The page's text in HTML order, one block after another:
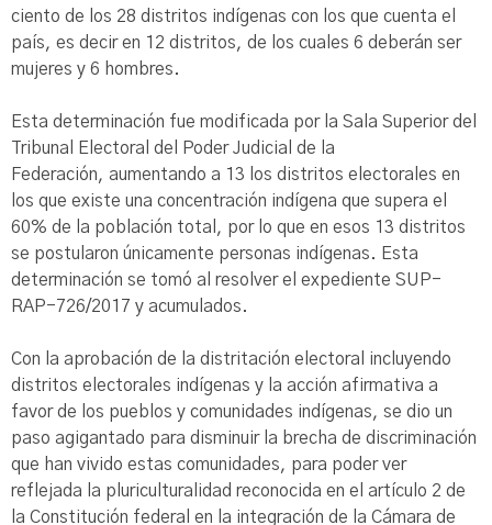
ciento de los 28 distritos indígenas con los que cuenta el
país, es decir en 12 distritos, de los cuales 6 deberán ser
mujeres y 6 hombres.
Esta determinación fue modificada por la Sala Superior del
Tribunal Electoral del Poder Judicial de la
Federación, aumentando a 13 los distritos electorales en
los que existe una concentración indígena que supera el
60% de la población total, por lo que en esos 13 distritos
se postularon únicamente personas indígenas. Esta
determinación se tomó al resolver el expediente SUP-
RAP-726/2017 y acumulados.
Con la aprobación de la distritación electoral incluyendo
distritos electorales indígenas y la acción afirmativa a
favor de los pueblos y comunidades indígenas, se dio un
paso agigantado para disminuir la brecha de discriminación
que han vivido estas comunidades, para poder ver
reflejada la pluriculturalidad reconocida en el artículo 2 de
la Constitución federal en la integración de la Cámara de